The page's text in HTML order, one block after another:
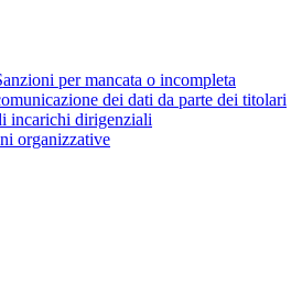
per mancata o incompleta
dei dati da parte dei titolari
incarichi dirigenziali
organizzative